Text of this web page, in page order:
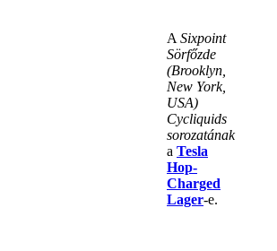
A Sixpoint
Sörfőzde
(Brooklyn,
New York,
USA)
Cycliquids
sorozatának
a Tesla
Hop-
Charged
Lager-e.